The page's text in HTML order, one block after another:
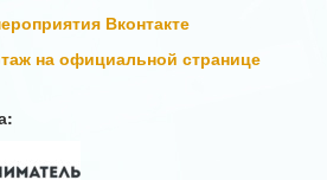
Вконтакте
на официальной странице